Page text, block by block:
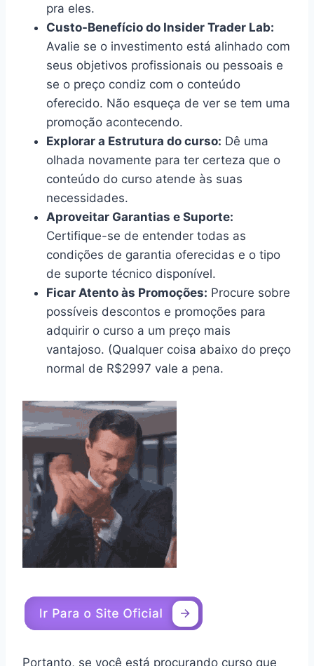
pra eles.
Custo-Benefício do Insider Trader Lab:
Avalie se o investimento está alinhado com
seus objetivos profissionais ou pessoais e
se o preço condiz com o conteúdo
oferecido. Não esqueça de ver se tem uma
promoção acontecendo.
Explorar a Estrutura do curso: Dê uma
olhada novamente para ter certeza que o
conteúdo do curso atende às suas
necessidades.
Aproveitar Garantias e Suporte:
Certifique-se de entender todas as
condições de garantia oferecidas e o tipo
de suporte técnico disponível.
Ficar Atento às Promoções: Procure sobre
possíveis descontos e promoções para
adquirir o curso a um preço mais
vantajoso. (Qualquer coisa abaixo do preço
normal de R$2997 vale a pena.
Portanto, se você está procurando curso que